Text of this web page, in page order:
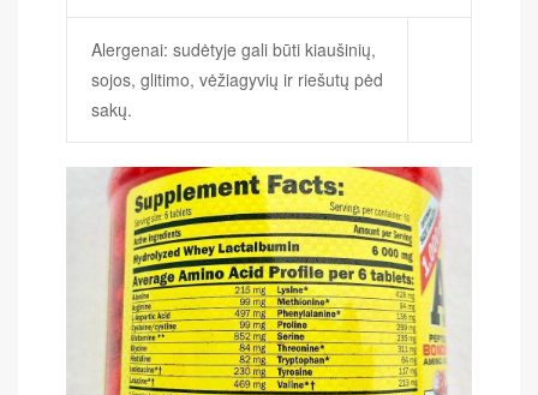
Alergenai: sudėtyje gali būti kiaušinių,
sojos, glitimo, vėžiagyvių ir riešutų pėd
sakų.